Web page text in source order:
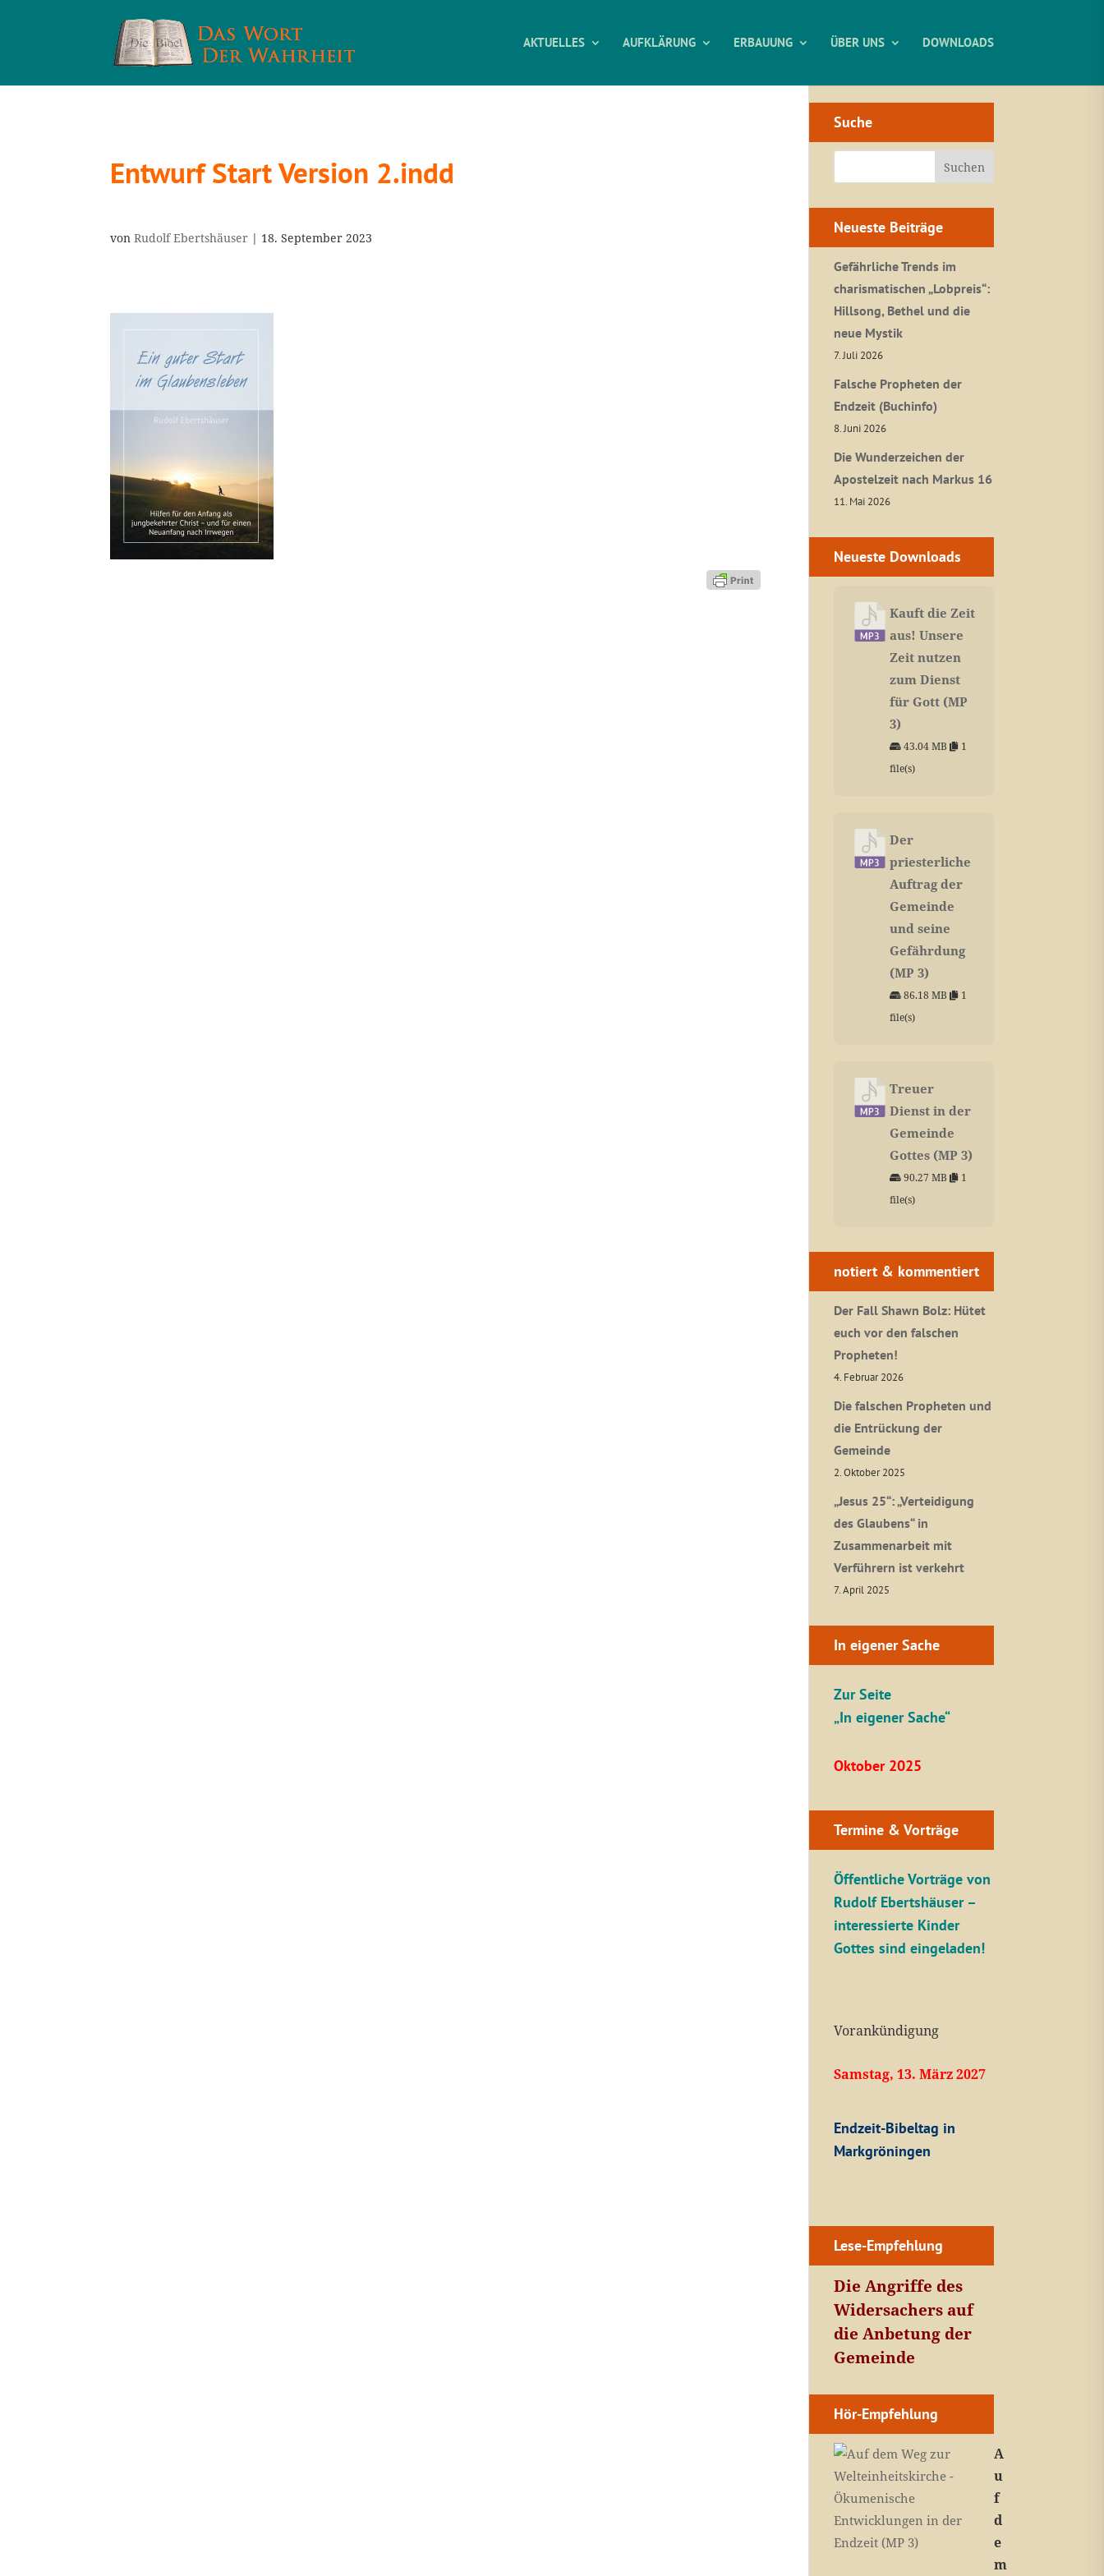
AKTUELLES AUFKLÄRUNG ERBAUUNG ÜBER UNS DOWNLOADS
Entwurf Start Version 2.indd
vonRudolf Ebertshäuser | 18. September 2023
Suche
Neueste Beiträge
Gefährliche Trends im
charismatischen „Lobpreis“:
Hillsong, Bethel und die
neue Mystik
7. Juli 2026
Falsche Propheten der
Endzeit (Buchinfo)
8. Juni 2026
Die Wunderzeichen der
Apostelzeit nach Markus 16
11. Mai 2026
Neueste Downloads
Kauft die Zeit
aus! Unsere
Zeit nutzen
zum Dienst
für Gott (MP
3)
43.04 MB
1
file(s)
Der
priesterliche
Auftrag der
Gemeinde
und seine
Gefährdung
(MP 3)
86.18 MB
1
file(s)
Treuer
Dienst in der
Gemeinde
Gottes (MP 3)
90.27 MB
1
file(s)
notiert & kommentiert
Der Fall Shawn Bolz: Hütet
euch vor den falschen
Propheten!
4. Februar 2026
Die falschen Propheten und
die Entrückung der
Gemeinde
2. Oktober 2025
„Jesus 25“: „Verteidigung
des Glaubens“ in
Zusammenarbeit mit
Verführern ist verkehrt
7. April 2025
In eigener Sache
Zur Seite
„In eigener Sache“
Oktober 2025
Termine & Vorträge
Öffentliche Vorträge von
Rudolf Ebertshäuser –
interessierte Kinder
Gottes sind eingeladen!
Vorankündigung
Samstag, 13. März 2027
Endzeit-Bibeltag in
Markgröningen
Lese-Empfehlung
Die Angriffe des
Widersachers auf
die Anbetung der
Gemeinde
Hör-Empfehlung
A
u
f
d
e
m